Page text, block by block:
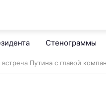
Стенограммы
встреча Путина с главой